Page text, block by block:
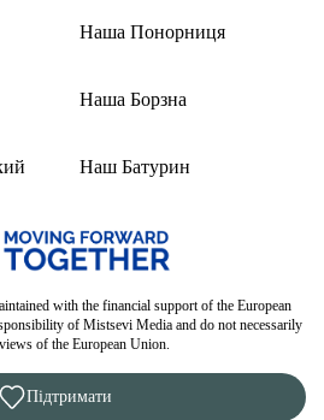
Наша Понорниця
Наша Борзна
Наш Батурин
with the financial support of the European
of Mistsevi Media and do not necessarily
of the European Union.
Підтримати